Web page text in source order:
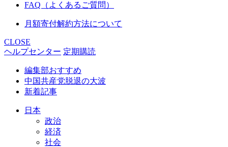
FAQ（よくあるご質問）
月額寄付解約方法について
CLOSE
ヘルプセンター 定期購読
編集部おすすめ
中国共産党脱退の大波
新着記事
日本
政治
経済
社会